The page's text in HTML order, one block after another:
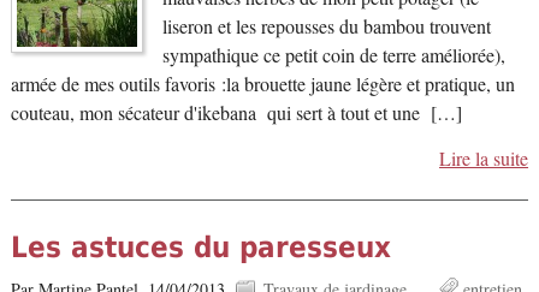
liseron et les repousses du bambou trouvent
sympathique ce petit coin de terre améliorée),
armée de mes outils favoris :la brouette jaune légère et pratique, un
couteau, mon sécateur d'ikebana qui sert à tout et une […]
Lire la suite
Les astuces du paresseux